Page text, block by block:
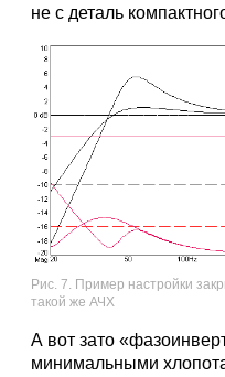
не с деталь
Рис. 7. Пример настройки
такой же АЧХ
А вот зато
минимальными